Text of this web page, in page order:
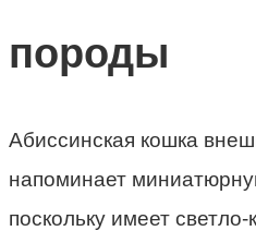
породы
Абиссинская кошка
напоминает
поскольку имеет